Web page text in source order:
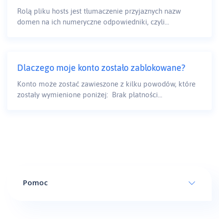
Rolą pliku hosts jest tłumaczenie przyjaznych nazw
domen na ich numeryczne odpowiedniki, czyli...
Dlaczego moje konto zostało zablokowane?
Konto może zostać zawieszone z kilku powodów, które
zostały wymienione poniżej: Brak płatności...
Pomoc